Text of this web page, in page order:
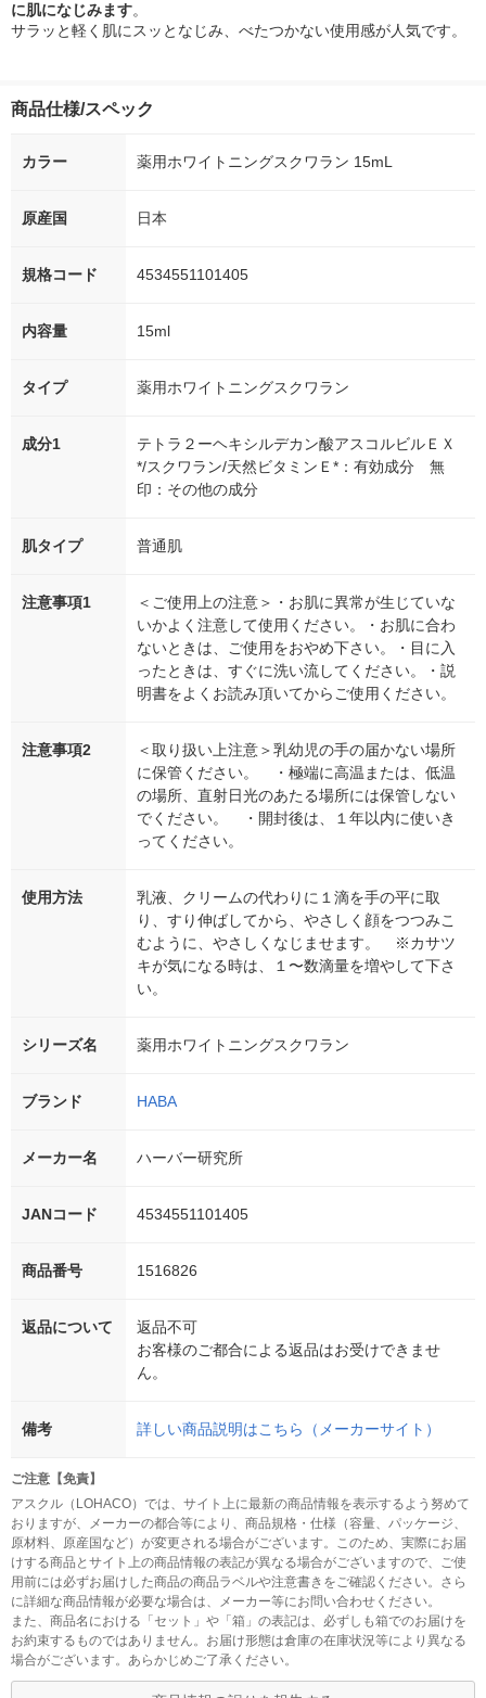
に肌になじみます。
サラッと軽く肌にスッとなじみ、べたつかない使用感が人気です。
商品仕様/スペック
カラー 薬用ホワイトニングスクワラン 15mL
原産国 日本
規格コード 4534551101405
内容量 15ml
タイプ 薬用ホワイトニングスクワラン
成分1
テトラ２ーヘキシルデカン酸アスコルビルＥＸ
*/スクワラン/天然ビタミンＥ*：有効成分 無
印：その他の成分
肌タイプ 普通肌
注意事項1
＜ご使用上の注意＞・お肌に異常が生じていな
いかよく注意して使用ください。・お肌に合わ
ないときは、ご使用をおやめ下さい。・目に入
ったときは、すぐに洗い流してください。・説
明書をよくお読み頂いてからご使用ください。
注意事項2
＜取り扱い上注意＞乳幼児の手の届かない場所
に保管ください。 ・極端に高温または、低温
の場所、直射日光のあたる場所には保管しない
でください。 ・開封後は、１年以内に使いき
ってください。
使用方法
乳液、クリームの代わりに１滴を手の平に取
り、すり伸ばしてから、やさしく顔をつつみこ
むように、やさしくなじませます。 ※カサツ
キが気になる時は、１〜数滴量を増やして下さ
い。
シリーズ名 薬用ホワイトニングスクワラン
ブランド HABA
メーカー名 ハーバー研究所
JANコード 4534551101405
商品番号 1516826
返品について
返品不可
お客様のご都合による返品はお受けできませ
ん。
備考 詳しい商品説明はこちら（メーカーサイト）
ご注意【免責】
アスクル（LOHACO）では、サイト上に最新の商品情報を表示するよう努めて
おりますが、メーカーの都合等により、商品規格・仕様（容量、パッケージ、
原材料、原産国など）が変更される場合がございます。このため、実際にお届
けする商品とサイト上の商品情報の表記が異なる場合がございますので、ご使
用前には必ずお届けした商品の商品ラベルや注意書きをご確認ください。さら
に詳細な商品情報が必要な場合は、メーカー等にお問い合わせください。
また、商品名における「セット」や「箱」の表記は、必ずしも箱でのお届けを
お約束するものではありません。お届け形態は倉庫の在庫状況等により異なる
場合がございます。あらかじめご了承ください。